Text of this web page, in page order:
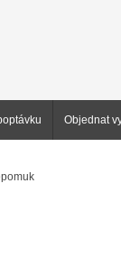
Objednat